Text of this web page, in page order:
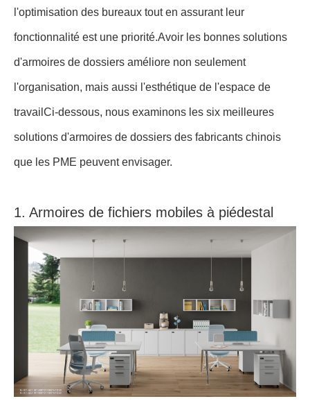
l'optimisation des bureaux tout en assurant leur
fonctionnalité est une priorité.Avoir les bonnes solutions
d'armoires de dossiers améliore non seulement
l'organisation, mais aussi l'esthétique de l'espace de
travailCi-dessous, nous examinons les six meilleures
solutions d'armoires de dossiers des fabricants chinois
que les PME peuvent envisager.
1. Armoires de fichiers mobiles à piédestal